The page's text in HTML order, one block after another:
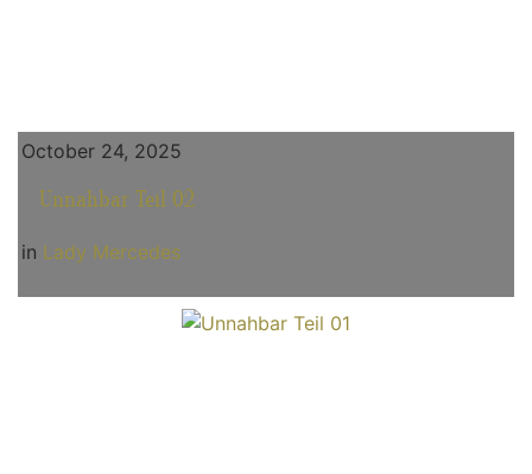
October 24, 2025
Unnahbar Teil 02
in Lady Mercedes